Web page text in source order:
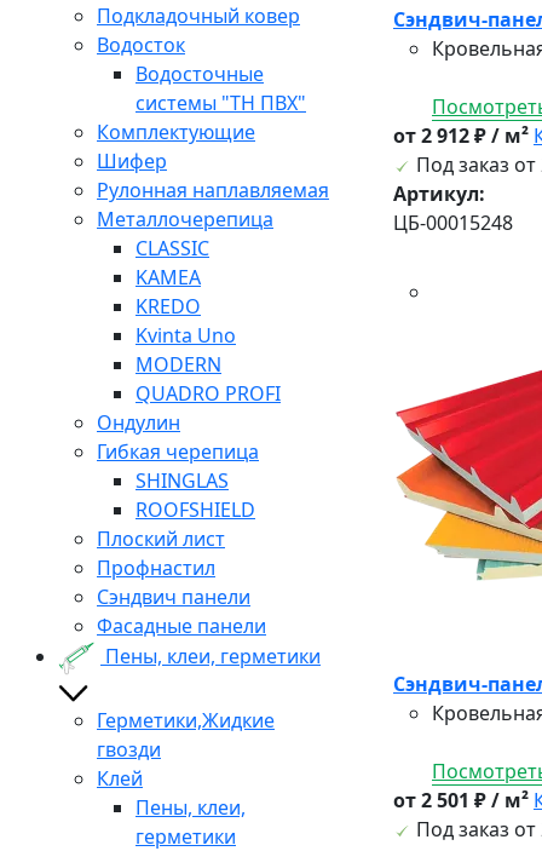
Подкладочный ковер
Водосток
Водосточные
системы "ТН ПВХ"
Комплектующие
Шифер
Рулонная наплавляемая
Металлочерепица
CLASSIC
KAMEA
KREDO
Kvinta Uno
MODERN
QUADRO PROFI
Ондулин
Гибкая черепица
SHINGLAS
ROOFSHIELD
Плоский лист
Профнастил
Сэндвич панели
Фасадные панели
Пены, клеи, герметики
Герметики,Жидкие
гвозди
Клей
Пены, клеи,
герметики
Сэндвич-
от 2 912 ₽ / м²
Под заказ от
Артикул:
ЦБ-00015248
Сэндвич-
от 2 501 ₽ / м²
Под заказ от